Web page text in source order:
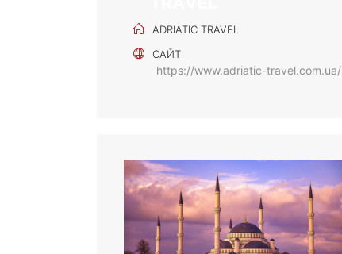
ADRIATIC TRAVEL
САЙТ
https://www.adriatic-travel.com.ua/